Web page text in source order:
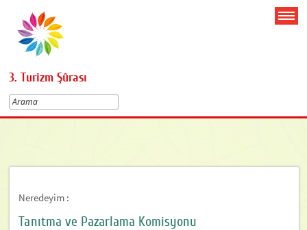
3. Turizm Şûrası
Neredeyim :
Tanıtma ve Pazarlama Komisyonu